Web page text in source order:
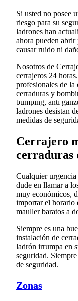
Si usted no posee
riesgo para su
ladrones han
ahora pueden abrir
causar ruido ni
Nosotros de
cerrajeros 24
profesionales de la
cerraduras y
bumping, anti
ladrones desistan
medidas de
Cerrajero
cerraduras
Cualquier urgencia
dude en llamar a
muy económicos,
importar el horario
mauller baratos a
Siempre es una
instalación de
ladrón irrumpa en
seguridad.
de seguridad.
Zonas